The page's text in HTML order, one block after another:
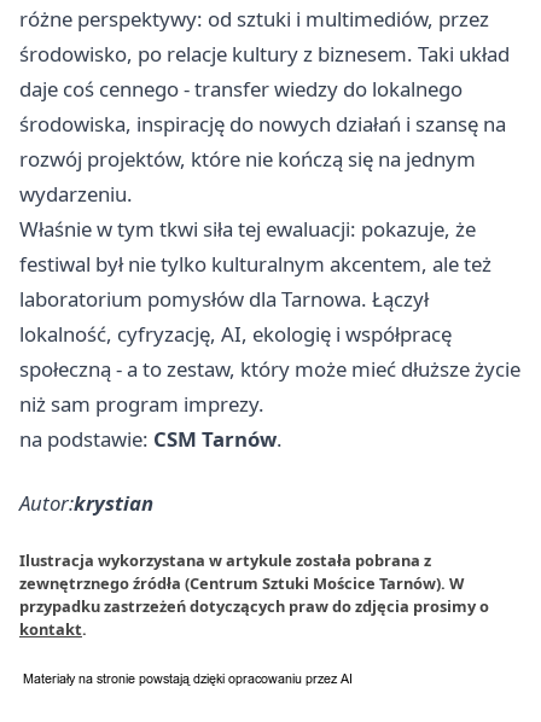
różne perspektywy: od sztuki i multimediów, przez
środowisko, po relacje kultury z biznesem. Taki układ
daje coś cennego - transfer wiedzy do lokalnego
środowiska, inspirację do nowych działań i szansę na
rozwój projektów, które nie kończą się na jednym
wydarzeniu.
Właśnie w tym tkwi siła tej ewaluacji: pokazuje, że
festiwal był nie tylko kulturalnym akcentem, ale też
laboratorium pomysłów dla Tarnowa. Łączył
lokalność, cyfryzację, AI, ekologię i współpracę
społeczną - a to zestaw, który może mieć dłuższe życie
niż sam program imprezy.
na podstawie: CSM Tarnów.
Autor:krystian
Ilustracja wykorzystana w artykule została pobrana z
zewnętrznego źródła (Centrum Sztuki Mościce Tarnów). W
przypadku zastrzeżeń dotyczących praw do zdjęcia prosimy o
kontakt.